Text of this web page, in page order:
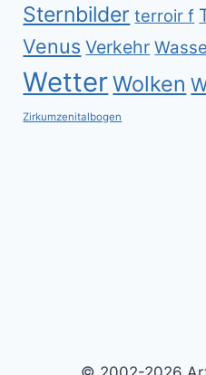
Sternbilder terroir f
Venus Verkehr
WetterWolken
Zirkumzenitalbogen